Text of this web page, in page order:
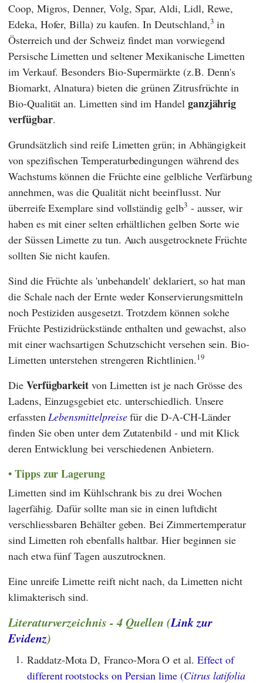
Coop, Migros,Denner, Volg, Spar,Aldi, Lidl, Rewe,
Edeka, Hofer,Billa) zu kaufen. In Deutschland,3 in
Österreich und der Schweiz findet man vorwiegend
Persische Limetten und seltener Mexikanische Limetten
im Verkauf. Besonders Bio-Supermärkte (z.B. Denn's
Biomarkt,Alnatura) bieten die grünen Zitrusfrüchte in
Bio-Qualität an. Limetten sind im Handel ganzjährig
verfügbar.
Grundsätzlich sind reife Limetten grün; in Abhängigkeit
von spezifischen Temperaturbedingungen während des
Wachstums können die Früchte eine gelbliche Verfärbung
annehmen, was die Qualität nicht beeinflusst. Nur
überreife Exemplare sind vollständig gelb3 - ausser, wir
haben es mit einer selten erhältlichen gelben Sorte wie
der Süssen Limette zu tun. Auch ausgetrocknete Früchte
sollten Sie nicht kaufen.
Sind die Früchte als 'unbehandelt' deklariert, so hat man
die Schale nach der Ernte weder Konservierungsmitteln
noch Pestiziden ausgesetzt. Trotzdem können solche
Früchte Pestizidrückstände enthalten und gewachst, also
mit einer wachsartigen Schutzschicht versehen sein. Bio-
Limetten unterstehen strengeren Richtlinien.19
Die Verfügbarkeitvon Limetten ist je nach Grösse des
Ladens, Einzugsgebiet etc. unterschiedlich. Unsere
erfasstenLebensmittelpreisefür die D-A-CH-Länder
finden Sie oben unter dem Zutatenbild - und mit Klick
deren Entwicklung bei verschiedenen Anbietern.
Tipps zur Lagerung
Limetten sind im Kühlschrank bis zu drei Wochen
lagerfähig. Dafür sollte man sie in einen luftdicht
verschliessbaren Behälter geben. Bei Zimmertemperatur
sind Limetten roh ebenfalls haltbar. Hier beginnen sie
nach etwa fünf Tagen auszutrocknen.
Eine unreife Limette reift nicht nach, da Limetten nicht
klimakterisch sind.
Literaturverzeichnis - 4 Quellen (Link zur
Evidenz)
1. Raddatz-Mota D, Franco-Mora O et al.Effect of
different rootstocks on Persian lime (Citrus latifolia